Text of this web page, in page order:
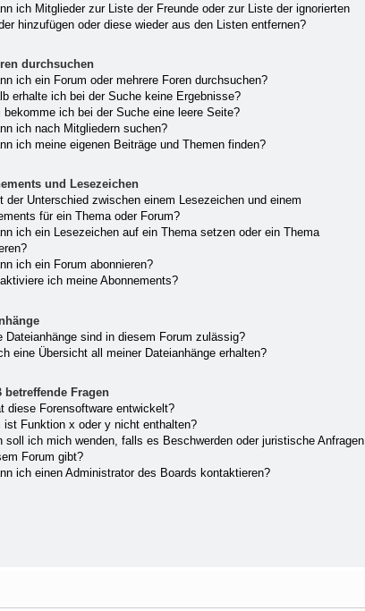
ich Mitglieder zur Liste der Freunde oder zur Liste der ignorierten
hinzufügen oder diese wieder aus den Listen entfernen?
durchsuchen
ich ein Forum oder mehrere Foren durchsuchen?
erhalte ich bei der Suche keine Ergebnisse?
bekomme ich bei der Suche eine leere Seite?
ich nach Mitgliedern suchen?
ich meine eigenen Beiträge und Themen finden?
und Lesezeichen
der Unterschied zwischen einem Lesezeichen und einem
für ein Thema oder Forum?
ich ein Lesezeichen auf ein Thema setzen oder ein Thema
ich ein Forum abonnieren?
ich meine Abonnements?
Dateianhänge sind in diesem Forum zulässig?
eine Übersicht all meiner Dateianhänge erhalten?
betreffende Fragen
diese Forensoftware entwickelt?
ist Funktion x oder y nicht enthalten?
soll ich mich wenden, falls es Beschwerden oder juristische Anfragen
Forum gibt?
ich einen Administrator des Boards kontaktieren?